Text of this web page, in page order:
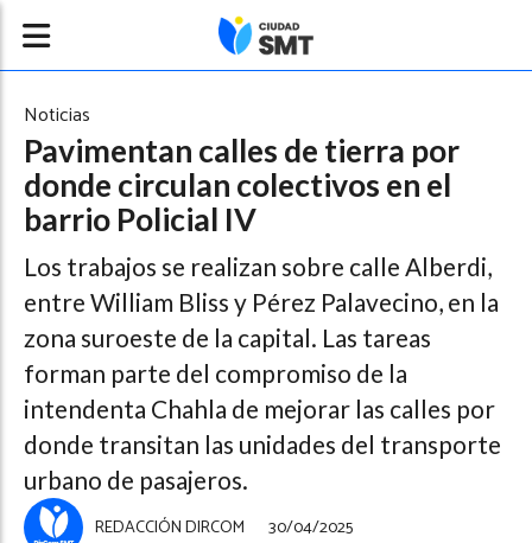
Pavimentan calles de tierra por
donde circulan colectivos en el
barrio Policial IV
Los trabajos se realizan sobre calle Alberdi,
entre William Bliss y Pérez Palavecino, en la
zona suroeste de la capital. Las tareas
forman parte del compromiso de la
intendenta Chahla de mejorar las calles por
donde transitan las unidades del transporte
urbano de pasajeros.
Noticias
30/04/2025
REDACCIÓN DIRCOM